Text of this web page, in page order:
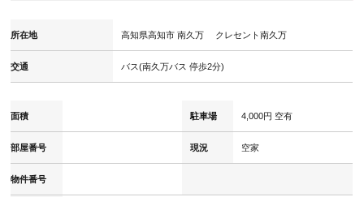
所在地 高知県高知市 南久万 クレセント南久万
交通 バス(南久万バス 停歩2分)
面積 駐車場 4,000円 空有
部屋番号 現況 空家
物件番号